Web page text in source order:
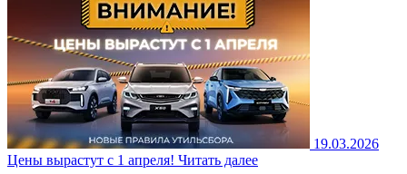
19.03.2026
Цены вырастут с 1 апреля! Читать далее